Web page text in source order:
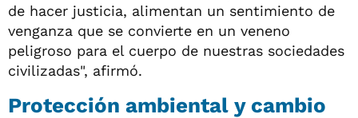
de hacer justicia, alimentan un sentimiento de
venganza que se convierte en un veneno
peligroso para el cuerpo de nuestras sociedades
civilizadas", afirmó.
Protección ambiental y cambio